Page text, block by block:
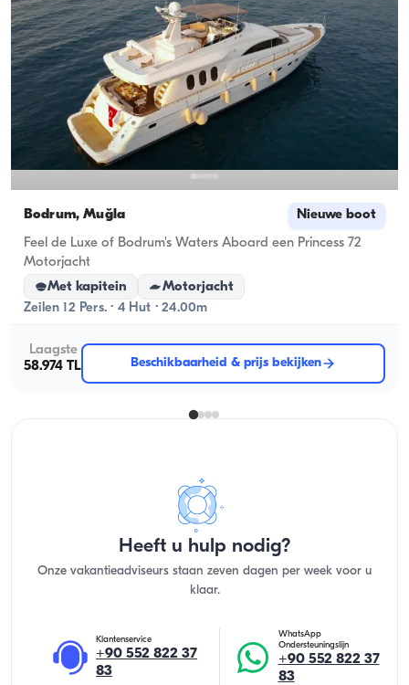
Bodrum, Muğla Nieuwe boot
Feel de Luxe of Bodrum's Waters Aboard een Princess 72
Motorjacht
Met kapitein
Motorjacht
Zeilen 12 Pers. · 4 Hut · 24.00m
Laagste
58.974 TL
Beschikbaarheid & prijs bekijken
Heeft u hulp nodig?
Onze vakantieadviseurs staan zeven dagen per week voor u
klaar.
Klantenservice
+90 552 822 37
83
WhatsApp
Ondersteuningslijn
+90 552 822 37
83